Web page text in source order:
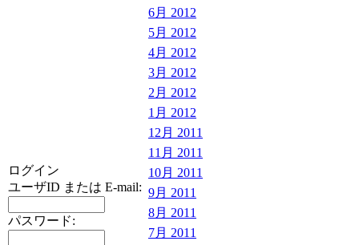
ログイン
ユーザID または E-mail:
パスワード:
6月 2012
5月 2012
4月 2012
3月 2012
2月 2012
1月 2012
12月 2011
11月 2011
10月 2011
9月 2011
8月 2011
7月 2011